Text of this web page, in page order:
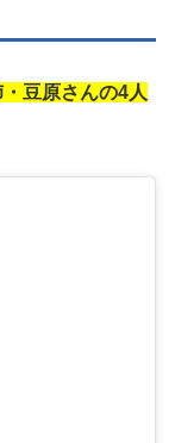
豆原さんの4人